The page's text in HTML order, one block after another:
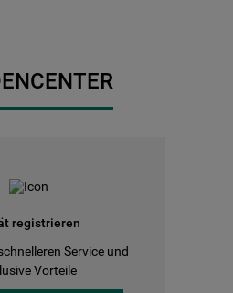
registrieren
Service und
Vorteile